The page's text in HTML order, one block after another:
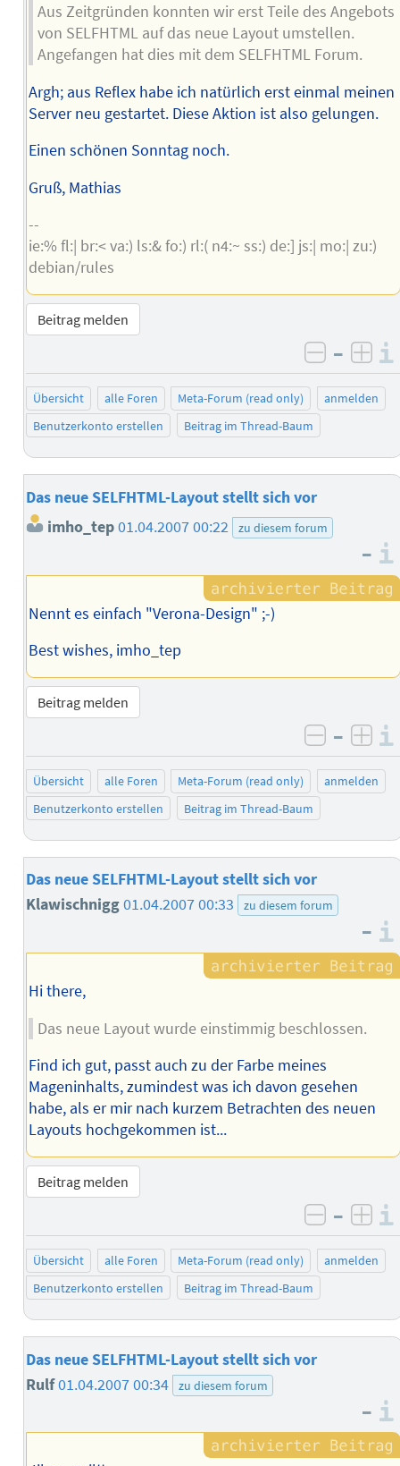
Aus Zeitgründen konnten wir erst Teile des Angebots
von SELFHTML auf das neue Layout umstellen.
Angefangen hat dies mit dem SELFHTML Forum.
Argh; aus Reflex habe ich natürlich erst einmal meinen
Server neu gestartet. Diese Aktion ist also gelungen.
Einen schönen Sonntag noch.
Gruß, Mathias
--
ie:% fl:| br:< va:) ls:& fo:) rl:( n4:~ ss:) de:] js:| mo:| zu:)
debian/rules
Beitrag melden
negativ
–
Übersicht alle Foren Meta-Forum (read only)
anmelden
Benutzerkonto erstellen
Beitrag im Thread-Baum
Das neue SELFHTML-Layout stellt sich vor
imho_tep01.04.2007 00:22 zu diesem forum
–
Nennt es einfach "Verona-Design" ;-)
Best wishes, imho_tep
Beitrag melden
negativ
–
Übersicht alle Foren Meta-Forum (read only)
anmelden
Benutzerkonto erstellen
Beitrag im Thread-Baum
Das neue SELFHTML-Layout stellt sich vor
Klawischnigg01.04.2007 00:33 zu diesem forum
–
Hi there,
Das neue Layout wurde einstimmig beschlossen.
Find ich gut, passt auch zu der Farbe meines
Mageninhalts, zumindest was ich davon gesehen
habe, als er mir nach kurzem Betrachten des neuen
Layouts hochgekommen ist...
Beitrag melden
negativ
–
Übersicht alle Foren Meta-Forum (read only)
anmelden
Benutzerkonto erstellen
Beitrag im Thread-Baum
Das neue SELFHTML-Layout stellt sich vor
Rulf01.04.2007 00:34 zu diesem forum
–